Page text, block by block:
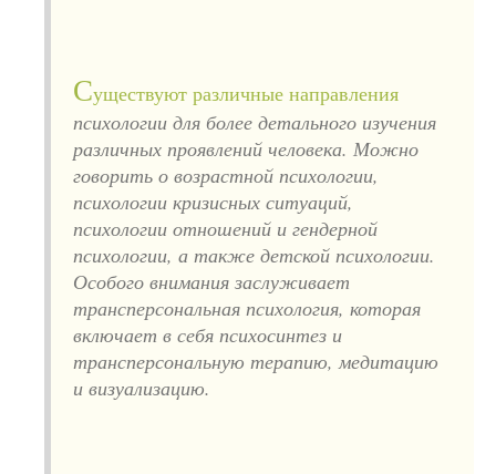
Существуют различные направления
психологии для более детального изучения
различных проявлений человека. Можно
говорить о возрастной психологии,
психологии кризисных ситуаций,
психологии отношений и гендерной
психологии, а также детской психологии.
Особого внимания заслуживает
трансперсональная психология, которая
включает в себя психосинтез и
трансперсональную терапию, медитацию
и визуализацию.